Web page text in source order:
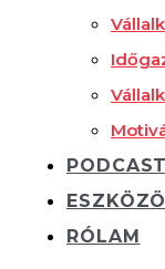
PODCAST
RÓLAM